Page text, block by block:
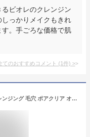
ビオレのクレンジン
っかりメイクもきれ
。手ごろな価格で肌
てのおすすめコメント (1件) >
ONE BY KOSE(ワンバイコーセー) クレンジング 毛穴 ポアクリア オイル 本体 180mL 角栓 黒ずみ メイク落とし